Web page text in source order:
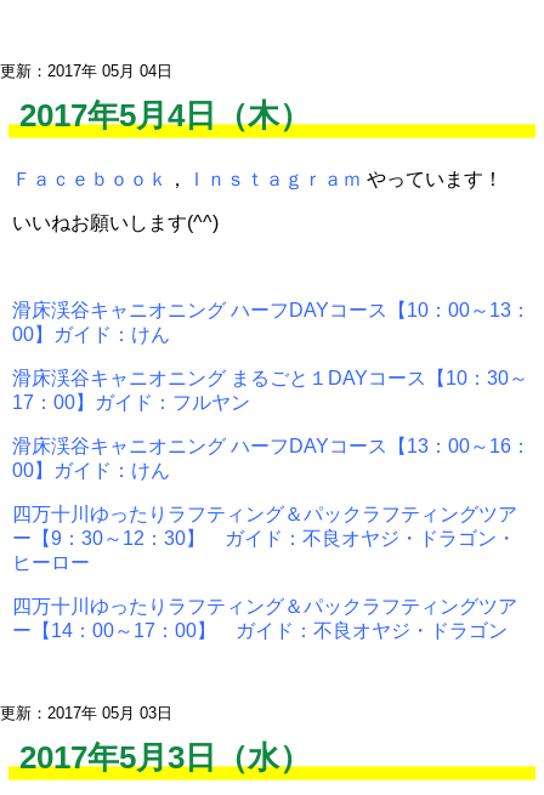
更新：2017年 05月 04日
2017年5月4日（木）
Ｆａｃｅｂｏｏｋ ， Ｉｎｓｔａｇｒａｍ やっています！
いいねお願いします(^^)
滑床渓谷キャニオニング ハーフDAYコース【10：00～13：
00】ガイド：けん
滑床渓谷キャニオニング まるごと１DAYコース【10：30～
17：00】ガイド：フルヤン
滑床渓谷キャニオニング ハーフDAYコース【13：00～16：
00】ガイド：けん
四万十川ゆったりラフティング＆パックラフティングツア
ー【9：30～12：30】 ガイド：不良オヤジ・ドラゴン・
ヒーロー
四万十川ゆったりラフティング＆パックラフティングツア
ー【14：00～17：00】 ガイド：不良オヤジ・ドラゴン
更新：2017年 05月 03日
2017年5月3日（水）